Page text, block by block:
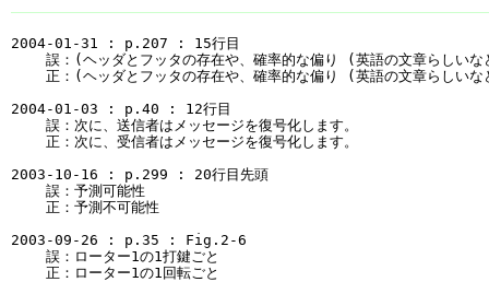
2004-01-31 : p.207 : 15行目
誤：(ヘッダとフッタの存在や、確率的な偏り (英語の文章らしいな
正：(ヘッダとフッタの存在や、確率的な偏り (英語の文章らしいな
2004-01-03 : p.40 : 12行目
    誤：次に、送信者はメッセージを復号化します。
    正：次に、受信者はメッセージを復号化します。
2003-10-16 : p.299 : 20行目先頭
    誤：予測可能性
    正：予測不可能性
2003-09-26 : p.35 : Fig.2-6
    誤：ローター1の1打鍵ごと
    正：ローター1の1回転ごと